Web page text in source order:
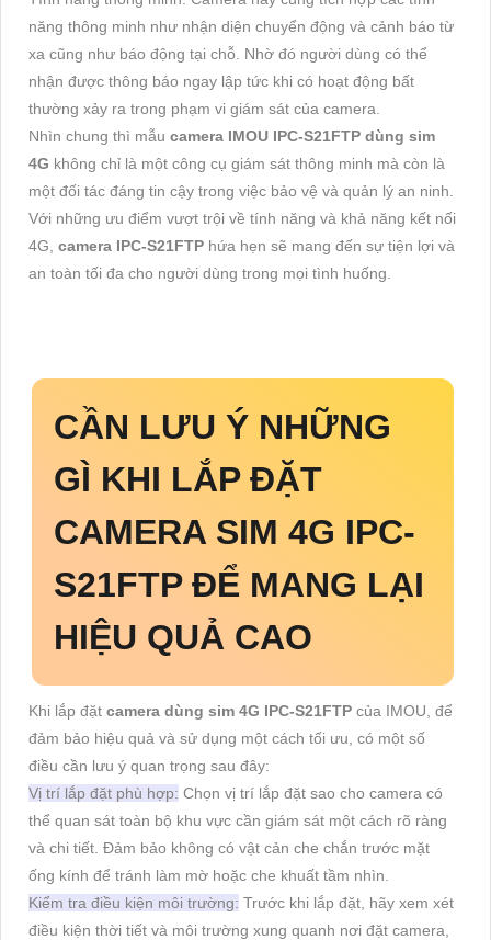
năng thông minh như nhận diện chuyển động và cảnh báo từ
xa cũng như báo động tại chỗ. Nhờ đó người dùng có thể
nhận được thông báo ngay lập tức khi có hoạt động bất
thường xảy ra trong phạm vi giám sát của camera.
Nhìn chung thì mẫu camera IMOU IPC-S21FTP dùng sim
4G không chỉ là một công cụ giám sát thông minh mà còn là
một đối tác đáng tin cậy trong việc bảo vệ và quản lý an ninh.
Với những ưu điểm vượt trội về tính năng và khả năng kết nối
4G, camera IPC-S21FTP hứa hẹn sẽ mang đến sự tiện lợi và
an toàn tối đa cho người dùng trong mọi tình huống.
CẦN LƯU Ý NHỮNG
GÌ KHI LẮP ĐẶT
CAMERA SIM 4G IPC-
S21FTP ĐỂ MANG LẠI
HIỆU QUẢ CAO
Khi lắp đặt camera dùng sim 4G IPC-S21FTP của IMOU, để
đảm bảo hiệu quả và sử dụng một cách tối ưu, có một số
điều cần lưu ý quan trọng sau đây:
Vị trí lắp đặt phù hợp: Chọn vị trí lắp đặt sao cho camera có
thể quan sát toàn bộ khu vực cần giám sát một cách rõ ràng
và chi tiết. Đảm bảo không có vật cản che chắn trước mặt
ống kính để tránh làm mờ hoặc che khuất tầm nhìn.
Kiểm tra điều kiện môi trường: Trước khi lắp đặt, hãy xem xét
điều kiện thời tiết và môi trường xung quanh nơi đặt camera,